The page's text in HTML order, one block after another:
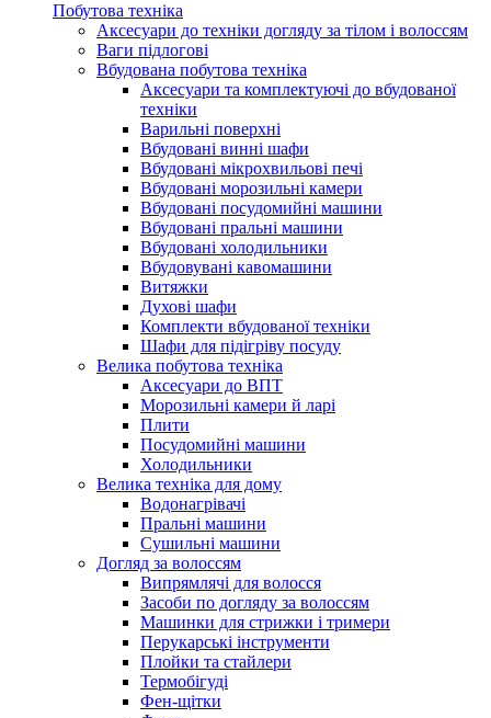
Побутова техніка
Аксесуари до техніки догляду за тілом і волоссям
Ваги підлогові
Вбудована побутова техніка
Аксесуари та комплектуючі до вбудованої
техніки
Варильні поверхні
Вбудовані винні шафи
Вбудовані мікрохвильові печі
Вбудовані морозильні камери
Вбудовані посудомийні машини
Вбудовані пральні машини
Вбудовані холодильники
Вбудовувані кавомашини
Витяжки
Духові шафи
Комплекти вбудованої техніки
Шафи для підігріву посуду
Велика побутова техніка
Аксесуари до ВПТ
Морозильні камери й ларі
Плити
Посудомийні машини
Холодильники
Велика техніка для дому
Водонагрівачі
Пральні машини
Сушильні машини
Догляд за волоссям
Випрямлячі для волосся
Засоби по догляду за волоссям
Машинки для стрижки і тримери
Перукарські інструменти
Плойки та стайлери
Термобігуді
Фен-щітки